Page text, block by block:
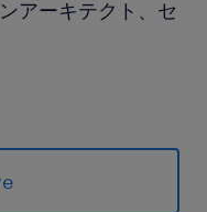
アーキテクト、セ
として、ご
連機能を活用し、